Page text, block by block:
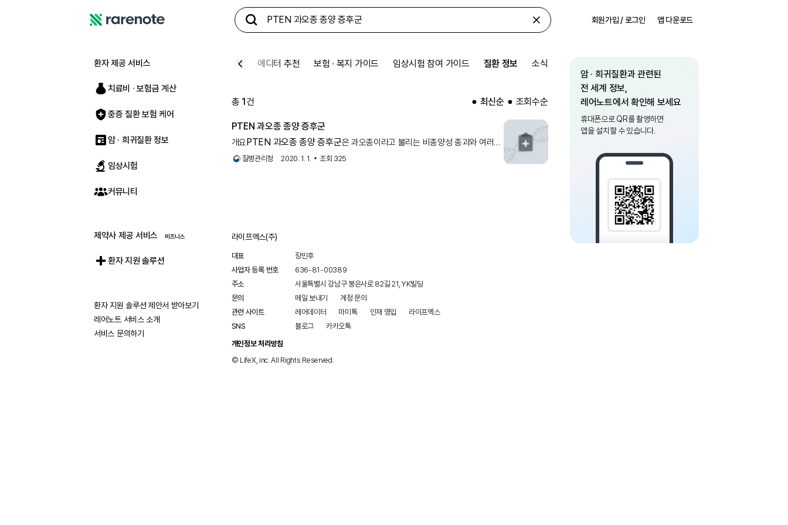
트
회원가입 / 로그인 앱 다운로드
환자 제공 서비스
치료비 ∙ 보험금 계산
중증 질환 보험 케어
암 · 희귀질환 정보
임상시험
커뮤니티
제약사 제공 서비스
환자 지원 솔루션
환자 지원 솔루션 제안서 받아보기
레어노트 서비스 소개
서비스 문의하기
전체 에디터 추천 보험 ∙ 복지 가이드 임상시험 참여 가이드 질환 정보 소식
총 1건 최신순 조회수순
PTEN 과오종 종양 증후군
개요PTEN 과오종 종양 증후군은 과오종이라고 불리는 비종양성 종괴와 여러
종류의 암, 특히 유방암, 갑상샘암, 자궁내막암의 발병위험도가
질병관리청 2020. 1. 1. 조회 325
라이프엑스(주)
대표
장민후
사업자 등록 번호
636-81-00389
주소
서울특별시 강남구 봉은사로 82길 21, YK빌딩
문의
메일 보내기
계정 문의
관련 사이트
레어데이터 마미톡 인재 영입
라이프엑스
SNS
블로그
카카오톡
개인정보 처리방침
© LifeX, inc. All Rights Reserved.
암 · 희귀질환과 관련된
전 세계 정보,
레어노트에서 확인해 보세요
휴대폰으로 QR를 촬영하면
앱을 설치할 수 있습니다.